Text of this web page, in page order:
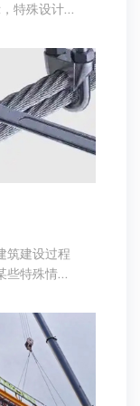
特殊设计绳
筑建设过程
些特殊情况
转，钢丝